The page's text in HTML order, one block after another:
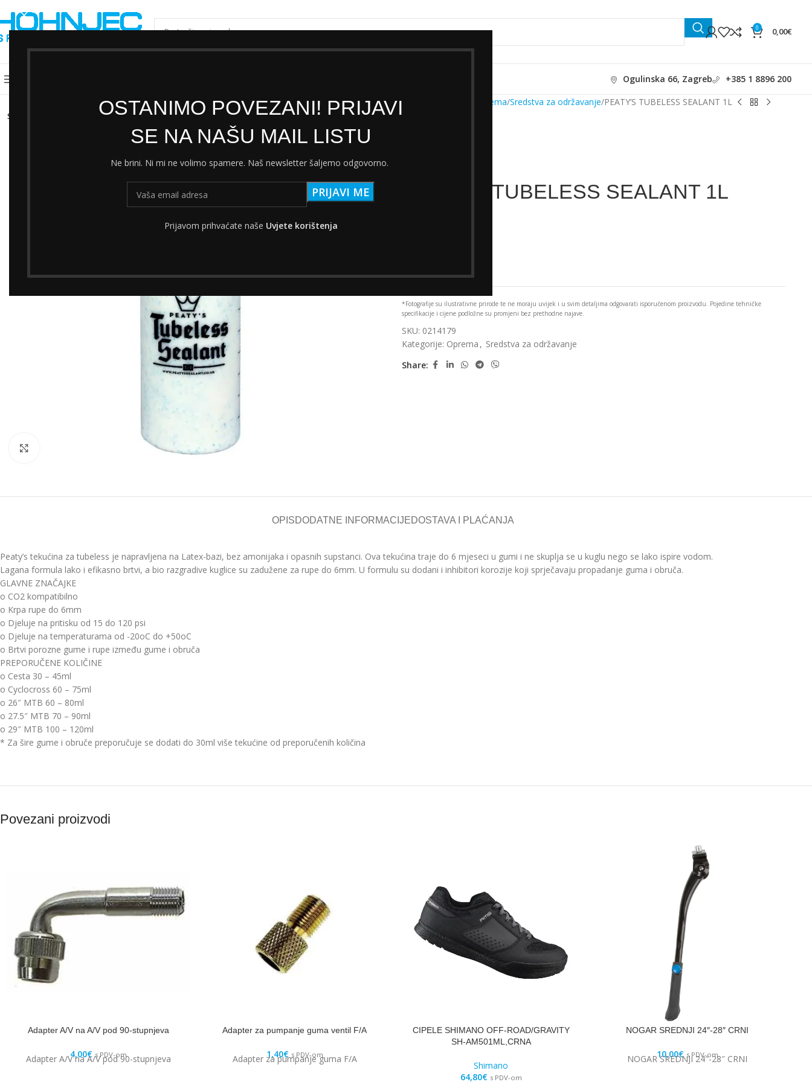
OSTANIMO POVEZANI! PRIJAVI
SE NA NAŠU MAIL LISTU
Ne brini. Ni mi ne volimo spamere. Naš newsletter šaljemo odgovorno.
Prijavom prihvaćate naše Uvjete korištenja
ODABERI KATEGORIJU
0 0,00€
Ogulinska 66, Zagreb +385 1 8896 200
SOLD
Početna Oprema Sredstva za održavanje PEATY’S TUBELESS SEALANT 1L
PEATY’S TUBELESS SEALANT 1L
*Fotografije su ilustrativne prirode te ne moraju uvijek i u svim detaljima odgovarati isporučenom proizvodu. Pojedine tehničke
specifikacije i cijene podložne su promjeni bez prethodne najave.
SKU: 0214179
Kategorije: Oprema , Sredstva za održavanje
Share:
OPISDODATNE INFORMACIJEDOSTAVA I PLAĆANJA
Peaty’s tekućina za tubeless je napravljena na Latex-bazi, bez amonijaka i opasnih supstanci. Ova tekućina traje do 6 mjeseci u gumi i ne skuplja se u kuglu nego se lako ispire vodom.
Lagana formula lako i efikasno brtvi, a bio razgradive kuglice su zadužene za rupe do 6mm. U formulu su dodani i inhibitori korozije koji sprječavaju propadanje guma i obruča.
GLAVNE ZNAČAJKE
o CO2 kompatibilno
o Krpa rupe do 6mm
o Djeluje na pritisku od 15 do 120 psi
o Djeluje na temperaturama od -20oC do +50oC
o Brtvi porozne gume i rupe između gume i obruča
PREPORUČENE KOLIČINE
o Cesta 30 – 45ml
o Cyclocross 60 – 75ml
o 26″ MTB 60 – 80ml
o 27.5″ MTB 70 – 90ml
o 29″ MTB 100 – 120ml
* Za šire gume i obruče preporučuje se dodati do 30ml više tekućine od preporučenih količina
Povezani proizvodi
Adapter A/V na A/V pod 90-stupnjeva
4,00€ s PDV-om
Adapter A/V na A/V pod 90-stupnjeva
Adapter za pumpanje guma ventil F/A
1,40€ s PDV-om
Adapter za pumpanje guma F/A
CIPELE SHIMANO OFF-ROAD/GRAVITY
SH-AM501ML,CRNA
Shimano
64,80€ s PDV-om
NOGAR SREDNJI 24″-28″ CRNI
10,00€ s PDV-om
NOGAR SREDNJI 24″-28″ CRNI